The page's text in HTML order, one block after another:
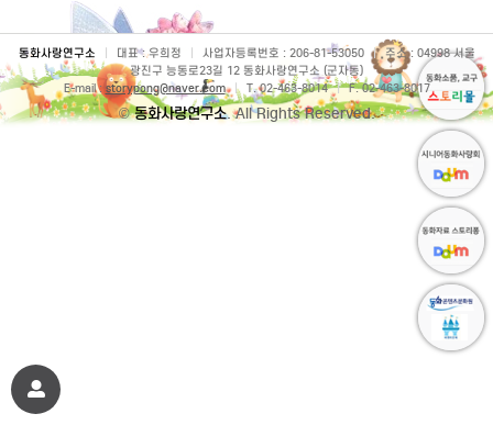
동화사랑연구소 대표 : 우희정 사업자등록번호 : 206-81-53050 |
주소 : 04998 서울
광진구 능동로23길 12 동화사랑연구소 (군자동)
E-mail : storypong@naver.com | T. 02-463-8014 | F. 02-463-8017
©동화사랑연구소. All Rights Reserved.